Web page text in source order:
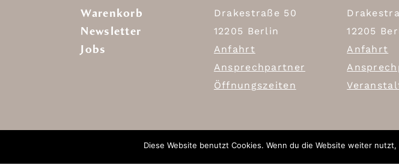
Warenkorb
Newsletter
Jobs
Drakestraße 50
12205 Berlin
Anfahrt
Ansprechpartner
Öffnungszeiten
12205
Anfahrt
Diese Website benutzt Cookies. Wenn du die Website weiter